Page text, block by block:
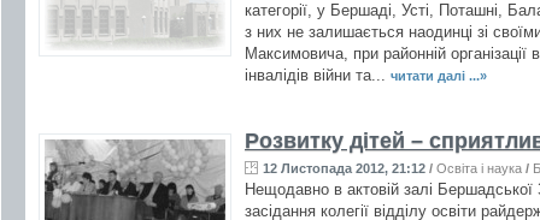
категорії, у Бершаді, Усті, Поташні,
з них не залишається наодинці зі
Максимовича, при районній організації
інвалідів війни та... читати далі ...»
Розвитку дітей –
12 Листопада 2012, 21:12 / Освіта і наука /
Нещодавно в актовій залі
засідання колегії відділу освіти